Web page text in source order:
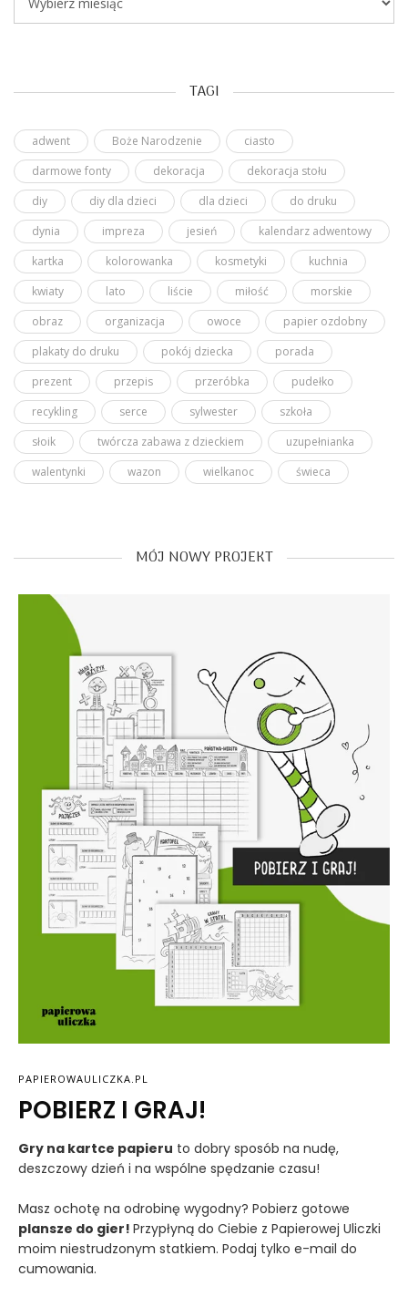
TAGI
adwent Boże Narodzenie
ciasto
darmowe fonty
dekoracja
dekoracja stołu
diy
diy dla dzieci dla dzieci
do druku
dynia
impreza jesień
kalendarz adwentowy
kartka
kolorowanka kosmetyki
kuchnia
kwiaty
lato liście miłość
morskie
obraz
organizacja owoce
papier ozdobny
plakaty do druku
pokój dziecka
porada
prezent
przepis przeróbka
pudełko
recykling
serce sylwester
szkoła
słoik
twórcza zabawa z dzieckiem
uzupełnianka
walentynki
wazon wielkanoc świeca
MÓJ NOWY PROJEKT
PAPIEROWAULICZKA.PL
POBIERZ I GRAJ!
Gry na kartce papieru to dobry sposób na nudę,
deszczowy dzień i na wspólne spędzanie czasu!
Masz ochotę na odrobinę wygodny? Pobierz gotowe
plansze do gier! Przypłyną do Ciebie z Papierowej Uliczki
moim niestrudzonym statkiem. Podaj tylko e-mail do
cumowania.